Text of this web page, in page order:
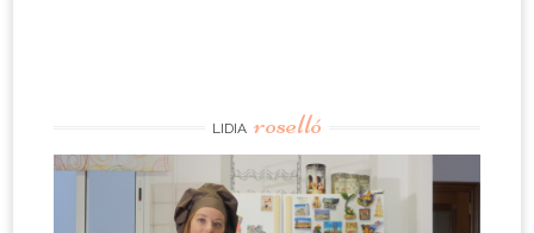
LIDIA roselló